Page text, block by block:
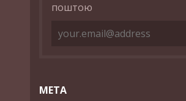
поштою
МЕТА